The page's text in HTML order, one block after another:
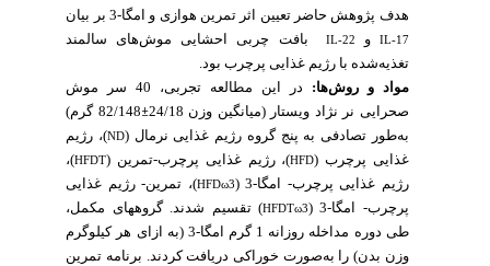
هدف پژوهش حاضر تعیین اثر تمرین هوازی و امگا-3 بر بیان
IL-17و IL-22
بافت چربی احشایی موش‌های سالمند
تغذیه‌شده با رژیم غذایی پرچرب بود.
مواد و روش‌ها:
در این مطالعه تجربی، 40 سر موش
صحرایی نر نژاد ویستار ( میانگین وزن 24/18 ±
82/148 گرم)
به‌طور تصادفی به پنج گروه رژیم غذایی نرمال (ND)، رژیم
غذایی پرچرب (HFD)، رژیم غذایی پرچرب-تمرین (HFDT)،
رژیم غذایی پرچرب- امگا-3 (
HFDω3)، تمرین- رژیم غذایی
پرچرب- امگا-3 (
HFDTω3) تقسیم شدند. گروه­های مکمل،
طی دوره مداخله روزانه 1 ‌گرم امگا-3 (به ازای هر کیلوگرم
وزن بدن) را به‌صورت خوراکی دریافت کردند. برنامه تمرین